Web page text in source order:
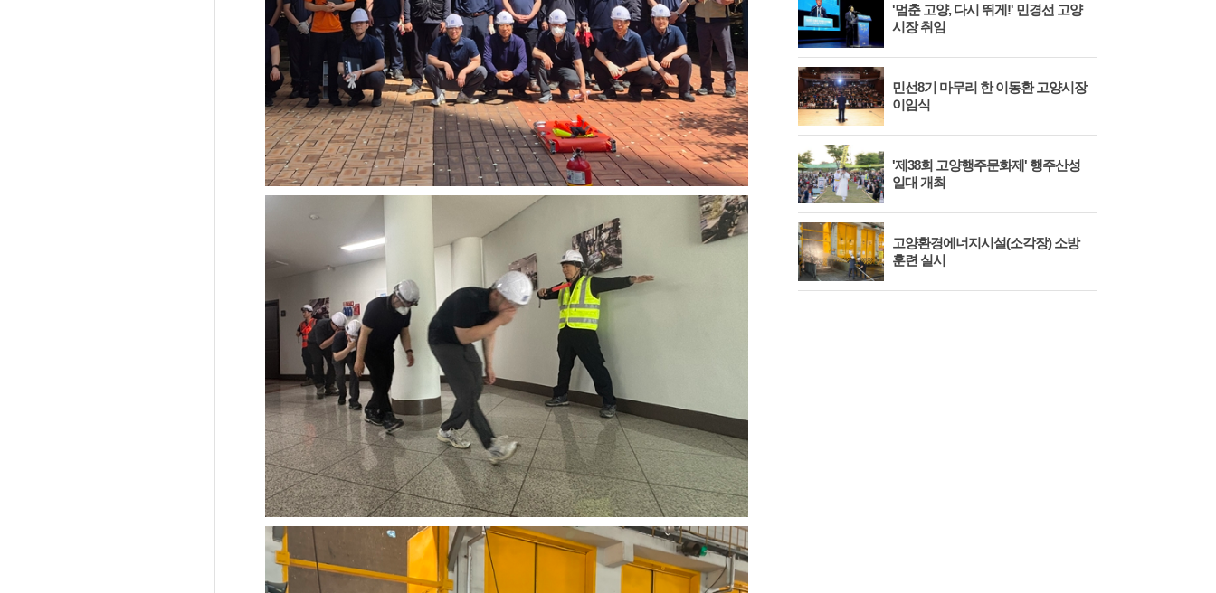
'멈춘 고양, 다시 뛰게!' 민경선 고양
시장 취임
민선8기 마무리 한 이동환 고양시장
이임식
'제38회 고양행주문화제' 행주산성
일대 개최
고양환경에너지시설(소각장) 소방
훈련 실시
고양시 폭염특보에 '도로 살수차' 전
면 가동
물향기수목원 무궁화 절정 '50여 품
종 감상'
민경선 시장, 2026 고양시장배 볼링
대회 시구
제30회 고양특례시장기 배드민턴대
회 개최
'멈춘 고양, 다시 뛰게!' 민경선 고양
시장 취임
민선8기 마무리 한 이동환 고양시장
이임식
'제38회 고양행주문화제' 행주산성
일대 개최
고양환경에너지시설(소각장) 소방
훈련 실시